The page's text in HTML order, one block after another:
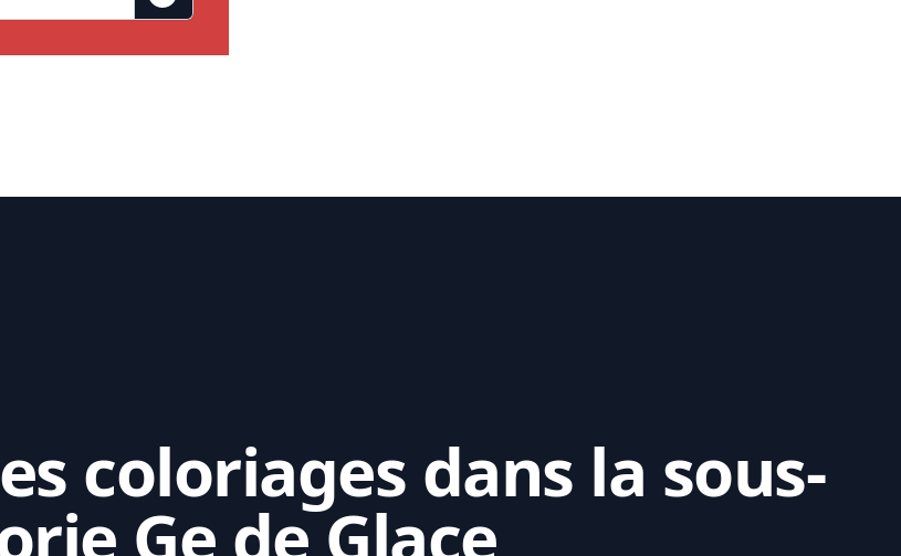
coloriages dans la sous-
Ge de Glace